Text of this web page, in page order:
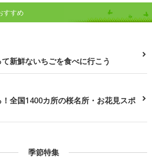
すすめ
新鮮ないちごを食べに行こう
全国1400カ所の桜名所・お花見スポ
季節特集